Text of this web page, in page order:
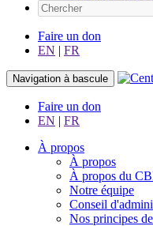
Faire un don
EN | FR
Navigation à bascule
Faire un don
EN | FR
À propos
À propos
À propos du
Notre équipe
Conseil
Nos principes